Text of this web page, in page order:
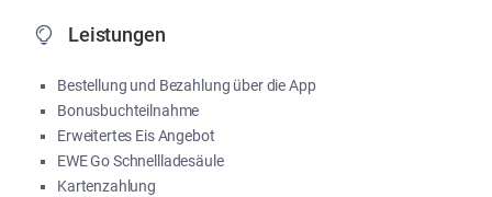
Leistungen
Bestellung und Bezahlung über die App
Bonusbuchteilnahme
Erweitertes Eis Angebot
EWE Go Schnellladesäule
Kartenzahlung